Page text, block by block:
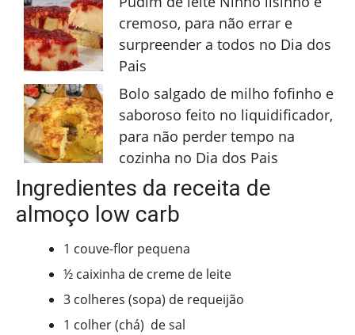
cremoso, para não errar e
surpreender a todos no Dia dos
Pais
Bolo salgado de milho fofinho e
saboroso feito no liquidificador,
para não perder tempo na
cozinha no Dia dos Pais
Ingredientes da receita de
almoço low carb
1 couve-flor pequena
½ caixinha de creme de leite
3 colheres (sopa) de requeijão
1 colher (chá) de sal